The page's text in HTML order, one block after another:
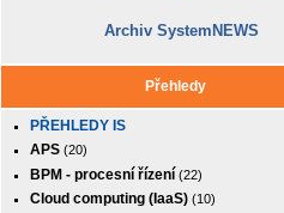
Archiv SystemNEWS
Přehledy
PŘEHLEDY IS
APS (20)
BPM - procesní řízení (22)
Cloud computing (IaaS) (10)